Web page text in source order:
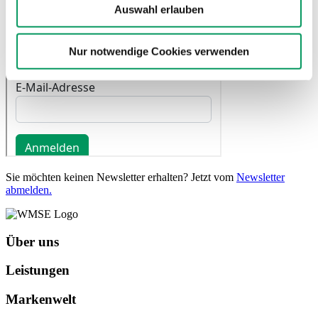
Rechtsbelehrung an US-Behörden übermittelt werden.
Mit der Option „Nur notwendige Cookies verwenden“
Auswahl erlauben
Nur notwendige Cookies verwenden
Sie möchten keinen Newsletter erhalten? Jetzt vom Newsletter
abmelden.
Über uns
Leistungen
Markenwelt